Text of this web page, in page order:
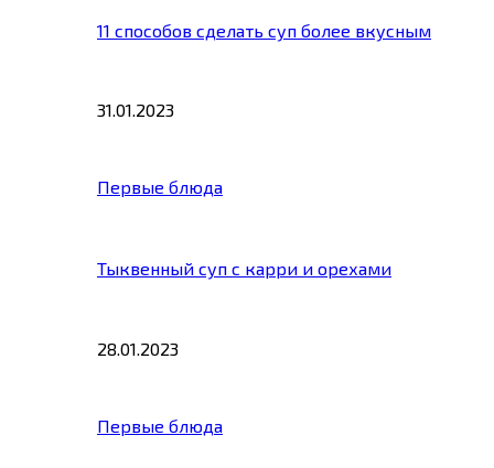
11 способов сделать суп более вкусным
31.01.2023
Первые блюда
Тыквенный суп с карри и орехами
28.01.2023
Первые блюда